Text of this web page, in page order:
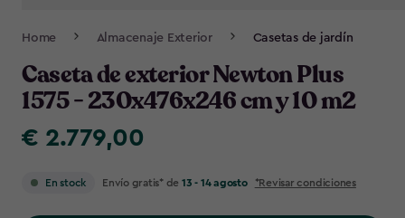
Home Almacenaje Exterior Casetas de jardín
Caseta de exterior Newton Plus
1575 - 230x476x246 cm y 10 m2
€
€ 2.779,00
En stock Envío gratis* de13 - 14 agosto *Revisar condiciones